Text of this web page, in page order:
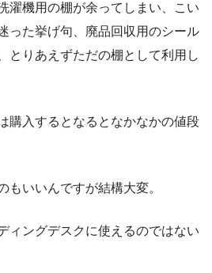
濯機用の棚が余ってしまい、こい
った挙げ句、廃品回収用のシール
とりあえずただの棚として利用し
購入するとなるとなかなかの値段
もいいんですが結構大変。
ィングデスクに使えるのではない